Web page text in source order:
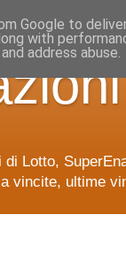
di Lotto,
vincite, ultime
Google to
with
address abuse.